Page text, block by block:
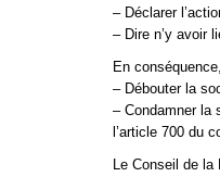
– Déclarer
– Dire n’y avoir
En conséquence,
– Débouter la
– Condamner la
l’article 700 du
Le Conseil de la